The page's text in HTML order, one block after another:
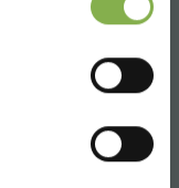
чтобы